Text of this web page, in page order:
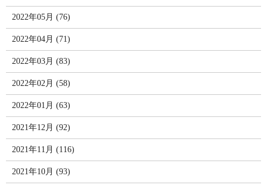
2022年05月 (76)
2022年04月 (71)
2022年03月 (83)
2022年02月 (58)
2022年01月 (63)
2021年12月 (92)
2021年11月 (116)
2021年10月 (93)